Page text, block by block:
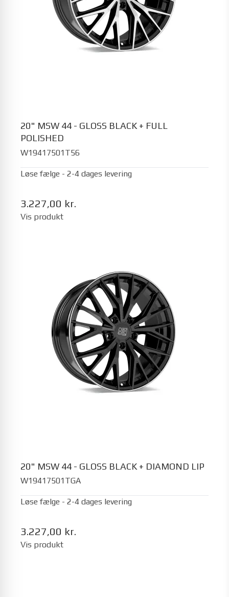
20" MSW 44 - GLOSS BLACK + FULL
POLISHED
W19417501T56
Løse fælge - 2-4 dages levering
3.227,00 kr.
Vis produkt
20" MSW 44 - GLOSS BLACK + DIAMOND LIP
W19417501TGA
Løse fælge - 2-4 dages levering
3.227,00 kr.
Vis produkt